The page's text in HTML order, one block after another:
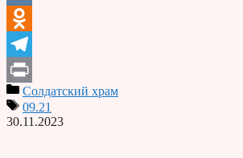
VK
Odnoklassniki
Telegram
PrintСолдатский храм
09.21
30.11.2023